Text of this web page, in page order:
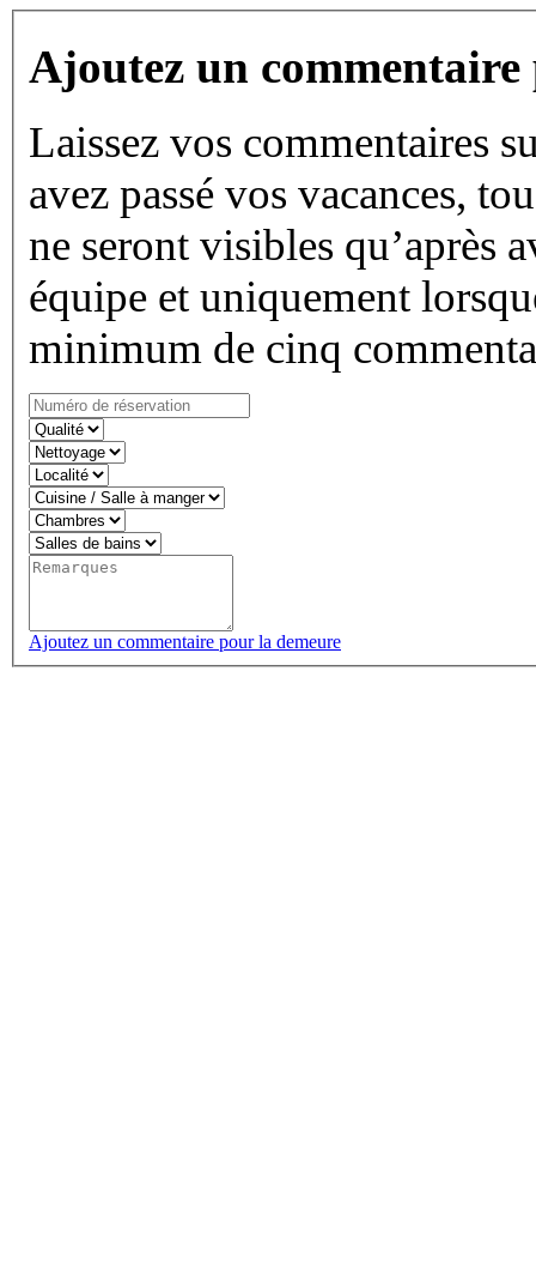
Ajoutez un commentaire
Laissez vos commentaires
avez passé vos vacances,
ne seront visibles qu’après
équipe et uniquement
minimum de cinq
Ajoutez un commentaire pour la demeure